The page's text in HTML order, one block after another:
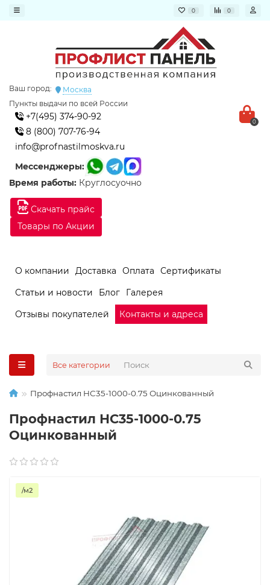
0 0
Скачать прайс
Товары по Акции
Ваш город:
Москва
Пункты выдачи по всей России
+7(495) 374-90-92
8 (800) 707-76-94
info@profnastilmoskva.ru
Мессенджеры:
Время работы: Круглосуочно
0
О компании Доставка Оплата
Сертификаты
Статьи и новости
Блог
Галерея
Отзывы покупателей
Контакты и адреса
Все категории
Профнастил НС35-1000-0.75 Оцинкованный
Профнастил НС35-1000-0.75
Оцинкованный
/м2